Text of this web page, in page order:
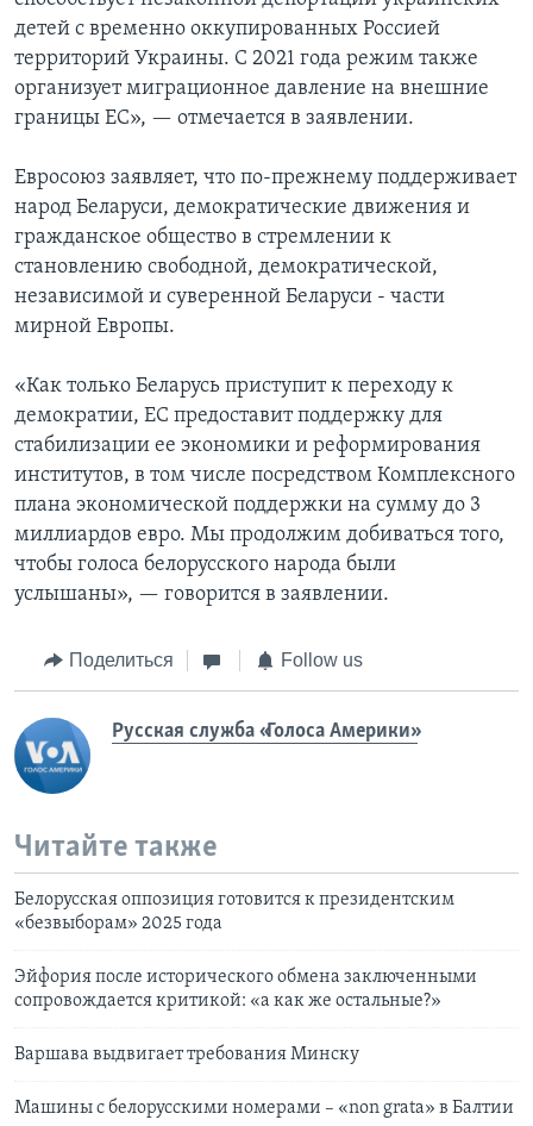
детей с временно оккупированных Россией
территорий Украины. С 2021 года режим также
организует миграционное давление на внешние
границы ЕС», — отмечается в заявлении.
Евросоюз заявляет, что по-прежнему поддерживает
народ Беларуси, демократические движения и
гражданское общество в стремлении к
становлению свободной, демократической,
независимой и суверенной Беларуси - части
мирной Европы.
«Как только Беларусь приступит к переходу к
демократии, ЕС предоставит поддержку для
стабилизации ее экономики и реформирования
институтов, в том числе посредством Комплексного
плана экономической поддержки на сумму до 3
миллиардов евро. Мы продолжим добиваться того,
чтобы голоса белорусского народа были
услышаны», — говорится в заявлении.
Поделиться Follow us
Русская служба «Голоса Америки»
Читайте также
Белорусская оппозиция готовится к президентским
«безвыборам» 2025 года
Эйфория после исторического обмена заключенными
сопровождается критикой: «а как же остальные?»
Варшава выдвигает требования Минску
Машины с белорусскими номерами – «non grata» в Балтии